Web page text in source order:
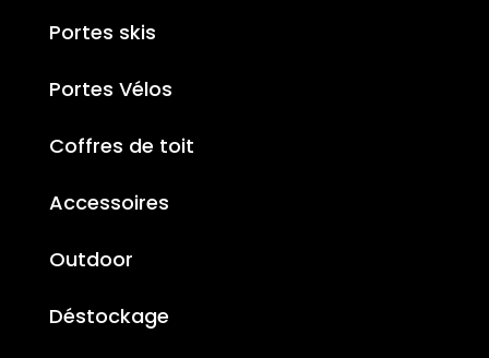
Portes skis
Portes Vélos
Coffres de toit
Accessoires
Outdoor
Déstockage